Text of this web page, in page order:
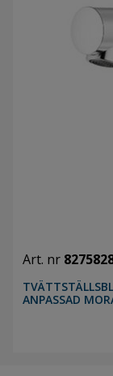
Art. nr
ANPASSAD